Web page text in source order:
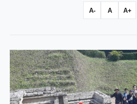
A- A A+